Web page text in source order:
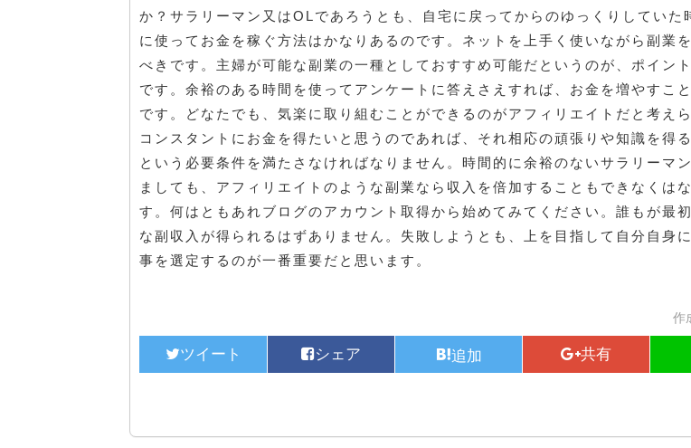
か？サラリーマン又はOLであろうとも、自宅に戻ってからのゆっくりしていた
に使ってお金を稼ぐ方法はかなりあるのです。ネットを上手く使いながら副業
べきです。主婦が可能な副業の一種としておすすめ可能だというのが、ポイン
です。余裕のある時間を使ってアンケートに答えさえすれば、お金を増やすこ
です。どなたでも、気楽に取り組むことができるのがアフィリエイトだと考えら
コンスタントにお金を得たいと思うのであれば、それ相応の頑張りや知識を得
という必要条件を満たさなければなりません。時間的に余裕のないサラリーマ
ましても、アフィリエイトのような副業なら収入を倍加することもできなくは
す。何はともあれブログのアカウント取得から始めてみてください。誰もが最
な副収入が得られるはずありません。失敗しようとも、上を目指して自分自身
事を選定するのが一番重要だと思います。
作